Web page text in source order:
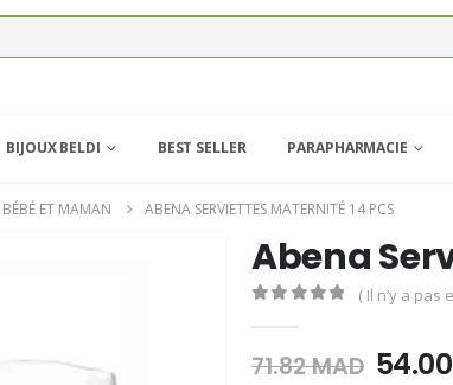
BIJOUX BELDI BEST SELLER PARAPHARMACIE
BÉBÉ ET MAMAN ABENA SERVIETTES MATERNITÉ 14 PCS
Abena
( Il n’y a pas
71.82MAD Le
54.00